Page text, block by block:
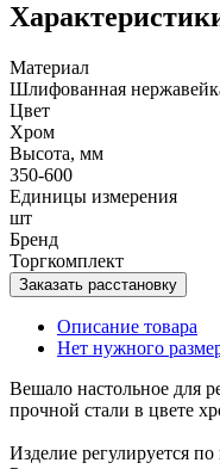
Материал
Шлифованная
Цвет
Хром
Высота, мм
350-600
Единицы измерения
шт
Бренд
Торгкомплект
Заказать расстановку
Описание товара
Нет нужного
Вешало настольное для
прочной стали в цвете
Изделие регулируется